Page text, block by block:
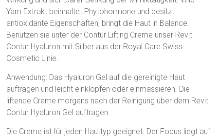
Yam Extrakt beinhaltet Phytohormone und besitzt
antioxidante Eigenschaften, bringt die Haut in Balance.
Benutzen sie unter der Contur Lifting Creme unser Revit
Contur Hyaluron mit Silber aus der Royal Care Swiss
Cosmetic Linie.
Anwendung: Das Hyaluron Gel auf die gereinigte Haut
auftragen und leicht einklopfen oder einmassieren. Die
liftende Creme morgens nach der Reinigung über dem Revit
Contur Hyaluron Gel auftragen.
Die Creme ist für jeden Hauttyp geeignet. Der Focus liegt auf